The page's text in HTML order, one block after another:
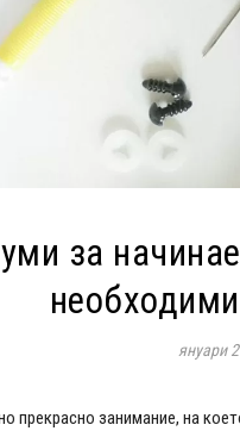
за
януари
прекрасно занимание, на